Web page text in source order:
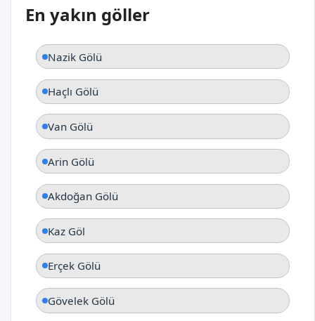
En yakın göller
Nazik Gölü
Haçlı Gölü
Van Gölü
Arin Gölü
Akdoğan Gölü
Kaz Göl
Erçek Gölü
Gövelek Gölü